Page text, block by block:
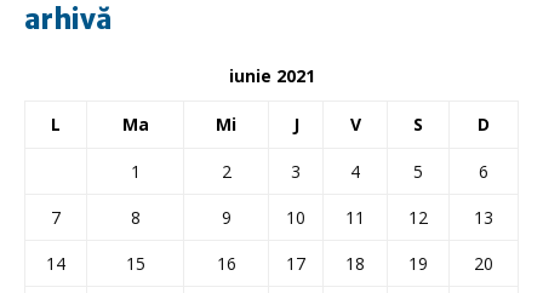
arhivă
iunie 2021
L Ma Mi J V S D
1 2 3 4 5
6
7
8 9 10 11 12
13
14
15 16 17 18 19
20